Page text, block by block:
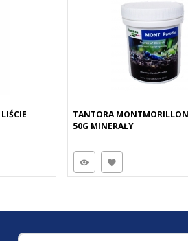
TANTORA
50G MINERAŁY